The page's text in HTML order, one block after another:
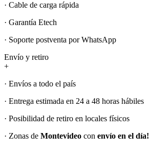
· Cable de carga rápida
· Garantía Etech
· Soporte postventa por WhatsApp
Envío y retiro
+
· Envíos a todo el país
· Entrega estimada en 24 a 48 horas hábiles
· Posibilidad de retiro en locales físicos
· Zonas de Montevideo con envío en el día!